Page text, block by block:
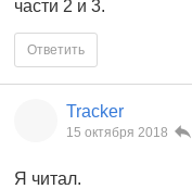
части 2 и 3.
Ответить
Tracker
15 октября 2018
Я читал.